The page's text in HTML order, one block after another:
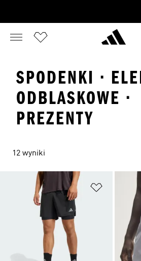
SPODENKI ·
ODBLASKOWE ·
PREZENTY
12 wyniki
Dodaj do